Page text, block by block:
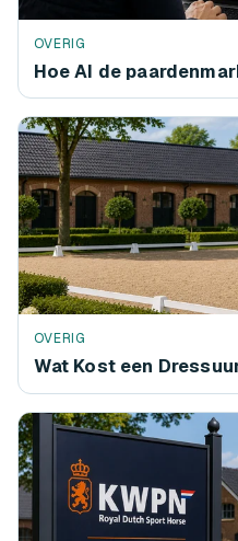
OVERIG
Hoe AI de
OVERIG
Wat Kost een